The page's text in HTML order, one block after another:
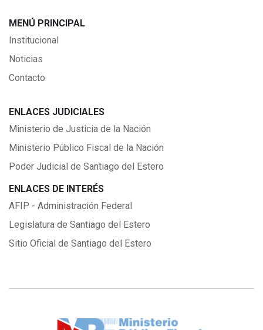
MENÚ PRINCIPAL
Institucional
Noticias
Contacto
ENLACES JUDICIALES
Ministerio de Justicia de la Nación
Ministerio Público Fiscal de la Nación
Poder Judicial de Santiago del Estero
ENLACES DE INTERÉS
AFIP - Administración Federal
Legislatura de Santiago del Estero
Sitio Oficial de Santiago del Estero